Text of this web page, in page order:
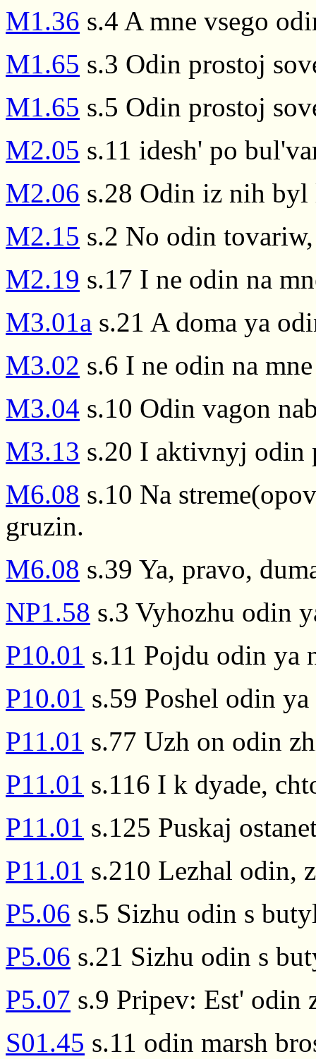
M1.36 s.4 A mne vsego
M1.65 s.3 Odin prostoj
M1.65 s.5 Odin prostoj
M2.05 s.11 idesh' po
M2.06 s.28 Odin iz nih
M2.15 s.2 No odin
M2.19 s.17 I ne odin na
M3.01a s.21 A doma ya
M3.02 s.6 I ne odin na
M3.04 s.10 Odin vagon
M3.13 s.20 I aktivnyj odin
M6.08 s.10 Na
gruzin.
M6.08 s.39 Ya, pravo,
NP1.58 s.3 Vyhozhu odin
P10.01 s.11 Pojdu odin ya
P10.01 s.59 Poshel odin
P11.01 s.77 Uzh on odin
P11.01 s.116 I k dyade,
P11.01 s.125 Puskaj
P11.01 s.210 Lezhal odin,
P5.06 s.5 Sizhu odin s
P5.06 s.21 Sizhu odin s
P5.07 s.9 Pripev: Est' odin
S01.45 s.11 odin marsh